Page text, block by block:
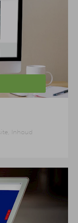
Inhoud